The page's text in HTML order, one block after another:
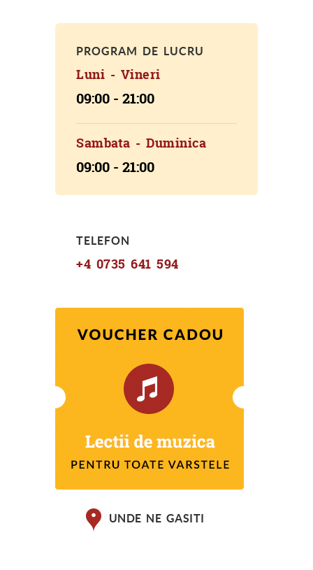
PROGRAM DE LUCRU
Luni - Vineri
09:00 - 21:00
Sambata - Duminica
09:00 - 21:00
TELEFON
+4 0735 641 594
UNDE NE GASITI